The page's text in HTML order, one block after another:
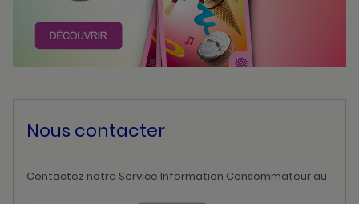
Nous contacter
Contactez notre Service Information Consommateur au